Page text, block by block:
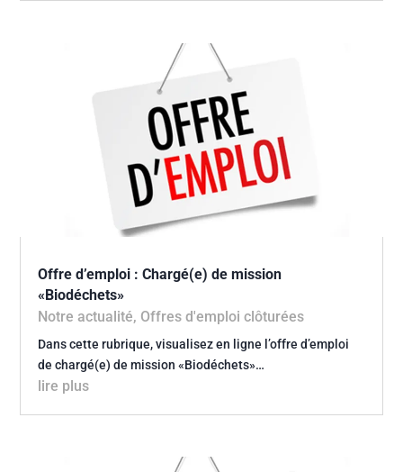
Offre d’emploi : Chargé(e) de mission
«Biodéchets»
Notre actualité, Offres d'emploi clôturées
Dans cette rubrique, visualisez en ligne l’offre d’emploi
de chargé(e) de mission «Biodéchets»…
lire plus